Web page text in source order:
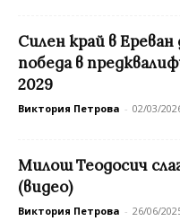
Силен край в Ереван
победа в
2029
Виктория Петрова - 02/03/
Милош Теодосич
(видео)
Виктория Петрова - 26/06/